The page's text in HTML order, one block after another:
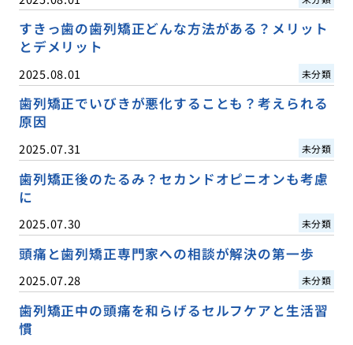
すきっ歯の歯列矯正どんな方法がある？メリット
とデメリット
2025.08.01 未分類
歯列矯正でいびきが悪化することも？考えられる
原因
2025.07.31 未分類
歯列矯正後のたるみ？セカンドオピニオンも考慮
に
2025.07.30 未分類
頭痛と歯列矯正専門家への相談が解決の第一歩
2025.07.28 未分類
歯列矯正中の頭痛を和らげるセルフケアと生活習
慣